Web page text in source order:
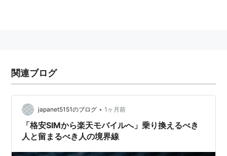
関連ブログ
japanet5151のブログ • 1ヶ月前
「格安SIMから楽天モバイルへ」乗り換えるべき
人と留まるべき人の境界線